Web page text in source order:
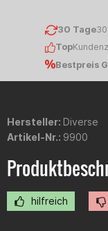
30 Tage
Top
Bestpreis
Hersteller: Diverse
Artikel-Nr.: 9900
hilfreich